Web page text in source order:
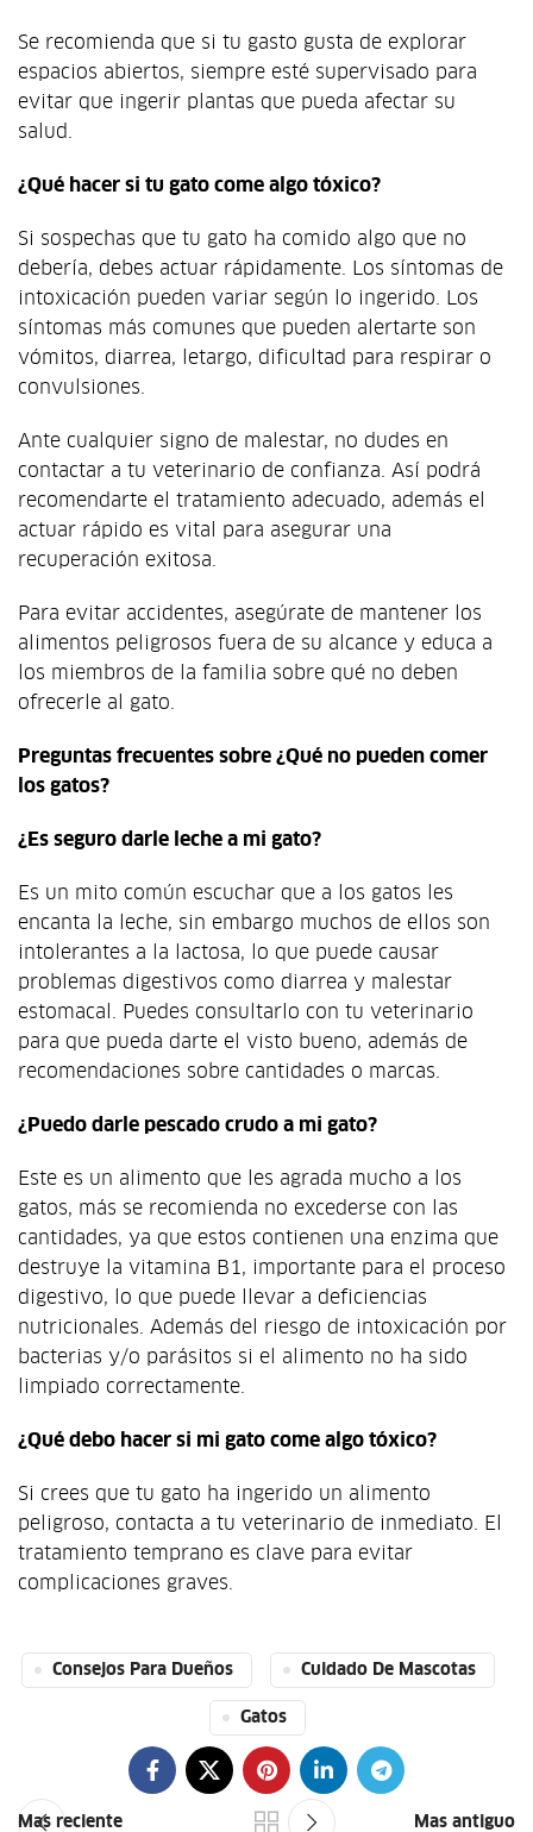
Se recomienda que si tu gasto gusta de explorar
espacios abiertos, siempre esté supervisado para
evitar que ingerir plantas que pueda afectar su
salud.
¿Qué hacer si tu gato come algo tóxico?
Si sospechas que tu gato ha comido algo que no
debería, debes actuar rápidamente. Los síntomas de
intoxicación pueden variar según lo ingerido. Los
síntomas más comunes que pueden alertarte son
vómitos, diarrea, letargo, dificultad para respirar o
convulsiones.
Ante cualquier signo de malestar, no dudes en
contactar a tu veterinario de confianza. Así podrá
recomendarte el tratamiento adecuado, además el
actuar rápido es vital para asegurar una
recuperación exitosa.
Para evitar accidentes, asegúrate de mantener los
alimentos peligrosos fuera de su alcance y educa a
los miembros de la familia sobre qué no deben
ofrecerle al gato.
Preguntas frecuentes sobre ¿Qué no pueden comer
los gatos?
¿Es seguro darle leche a mi gato?
Es un mito común escuchar que a los gatos les
encanta la leche, sin embargo muchos de ellos son
intolerantes a la lactosa, lo que puede causar
problemas digestivos como diarrea y malestar
estomacal. Puedes consultarlo con tu veterinario
para que pueda darte el visto bueno, además de
recomendaciones sobre cantidades o marcas.
¿Puedo darle pescado crudo a mi gato?
Este es un alimento que les agrada mucho a los
gatos, más se recomienda no excederse con las
cantidades, ya que estos contienen una enzima que
destruye la vitamina B1, importante para el proceso
digestivo, lo que puede llevar a deficiencias
nutricionales. Además del riesgo de intoxicación por
bacterias y/o parásitos si el alimento no ha sido
limpiado correctamente.
¿Qué debo hacer si mi gato come algo tóxico?
Si crees que tu gato ha ingerido un alimento
peligroso, contacta a tu veterinario de inmediato. El
tratamiento temprano es clave para evitar
complicaciones graves.
Consejos Para Dueños Cuidado De Mascotas
Gatos
Mas reciente Mas antiguo